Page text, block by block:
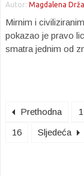
Autor: Magdalena
Mirnim i
pokazao je pravo
smatra jednim od
Prethodna 1
16
Sljedeća